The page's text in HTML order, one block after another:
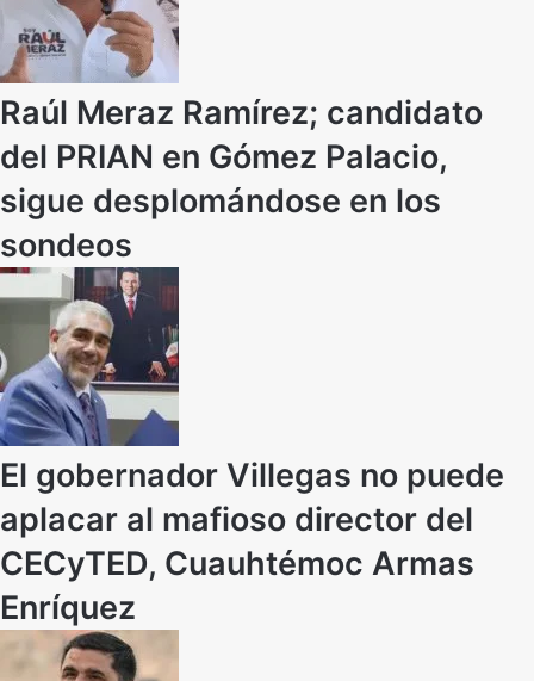
Raúl Meraz Ramírez; candidato
del PRIAN en Gómez Palacio,
sigue desplomándose en los
sondeos
El gobernador Villegas no puede
aplacar al mafioso director del
CECyTED, Cuauhtémoc Armas
Enríquez